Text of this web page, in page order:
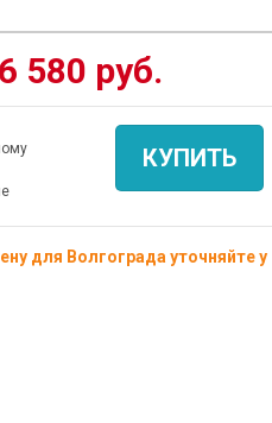
580 руб.
КУПИТЬ
для Волгограда уточняйте у